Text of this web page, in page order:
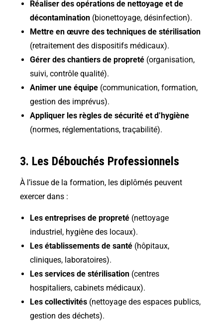
Réaliser des opérations de nettoyage et de
décontamination (bionettoyage, désinfection).
Mettre en œuvre des techniques de stérilisation
(retraitement des dispositifs médicaux).
Gérer des chantiers de propreté (organisation,
suivi, contrôle qualité).
Animer une équipe (communication, formation,
gestion des imprévus).
Appliquer les règles de sécurité et d’hygiène
(normes, réglementations, traçabilité).
3. Les Débouchés Professionnels
À l’issue de la formation, les diplômés peuvent
exercer dans :
Les entreprises de propreté (nettoyage
industriel, hygiène des locaux).
Les établissements de santé (hôpitaux,
cliniques, laboratoires).
Les services de stérilisation (centres
hospitaliers, cabinets médicaux).
Les collectivités (nettoyage des espaces publics,
gestion des déchets).